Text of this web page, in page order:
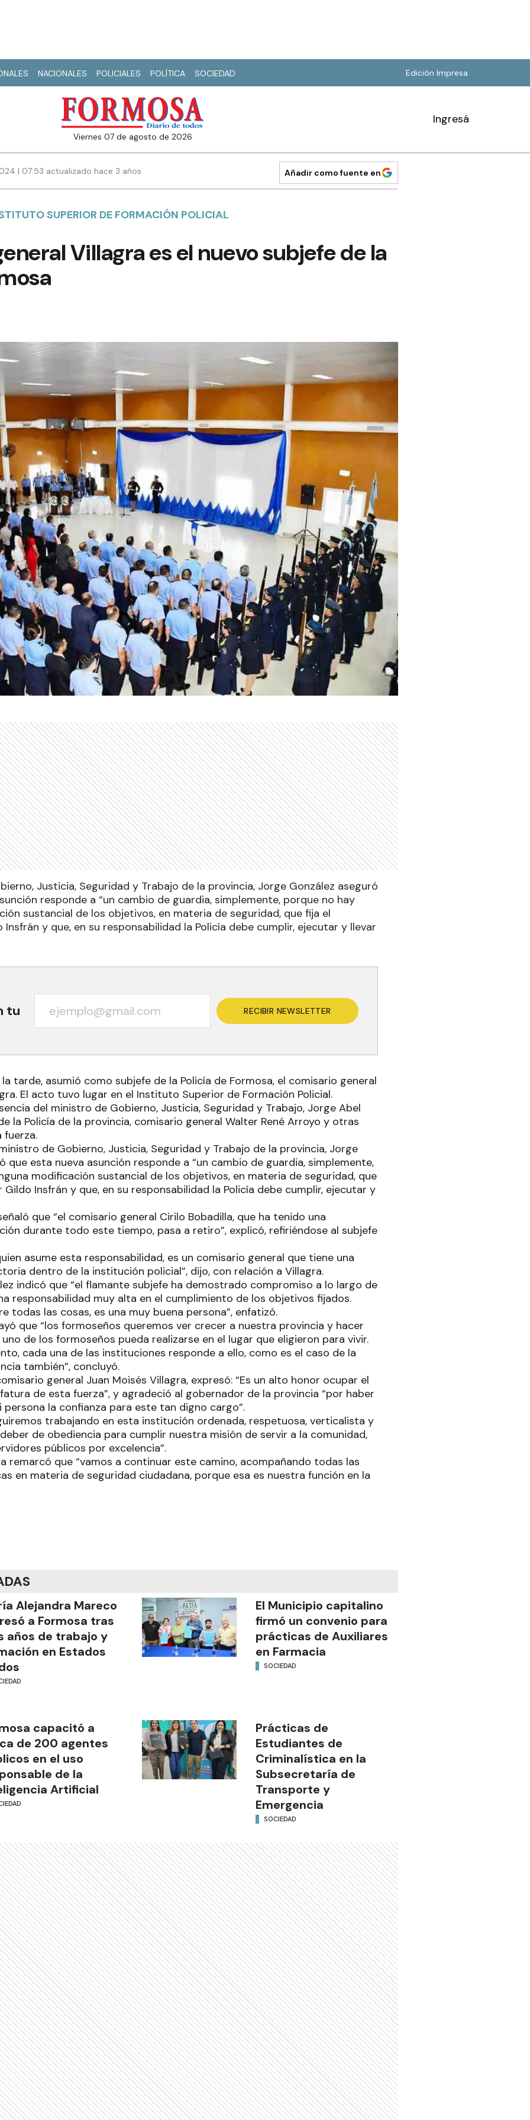
NACIONALES POLICIALES POLÍTICA SOCIEDAD Edición Impresa
viernes 07 de agosto de 2026
Ingresá
| 07:53 actualizado hace 3 años Añadir como fuente en
SUPERIOR DE FORMACIÓN POLICIAL
Villagra es el nuevo subjefe de la
Justicia, Seguridad y Trabajo de la provincia, Jorge González aseguró
responde a “un cambio de guardia, simplemente, porque no hay
sustancial de los objetivos, en materia de seguridad, que fija el
y que, en su responsabilidad la Policía debe cumplir, ejecutar y llevar
tu RECIBIR NEWSLETTER
tarde, asumió como subjefe de la Policía de Formosa, el comisario general
El acto tuvo lugar en el Instituto Superior de Formación Policial.
del ministro de Gobierno, Justicia, Seguridad y Trabajo, Jorge Abel
la Policía de la provincia, comisario general Walter René Arroyo y otras
fuerza.
de Gobierno, Justicia, Seguridad y Trabajo de la provincia, Jorge
que esta nueva asunción responde a “un cambio de guardia, simplemente,
modificación sustancial de los objetivos, en materia de seguridad, que
Insfrán y que, en su responsabilidad la Policía debe cumplir, ejecutar y
que “el comisario general Cirilo Bobadilla, que ha tenido una
durante todo este tiempo, pasa a retiro”, explicó, refiriéndose al subjefe
asume esta responsabilidad, es un comisario general que tiene una
dentro de la institución policial”, dijo, con relación a Villagra.
indicó que “el flamante subjefe ha demostrado compromiso a lo largo de
responsabilidad muy alta en el cumplimiento de los objetivos fijados.
todas las cosas, es una muy buena persona”, enfatizó.
que “los formoseños queremos ver crecer a nuestra provincia y hacer
de los formoseños pueda realizarse en el lugar que eligieron para vivir.
cada una de las instituciones responde a ello, como es el caso de la
también”, concluyó.
general Juan Moisés Villagra, expresó: “Es un alto honor ocupar el
de esta fuerza”, y agradeció al gobernador de la provincia “por haber
la confianza para este tan digno cargo”.
trabajando en esta institución ordenada, respetuosa, verticalista y
de obediencia para cumplir nuestra misión de servir a la comunidad,
públicos por excelencia”.
remarcó que “vamos a continuar este camino, acompañando todas las
en materia de seguridad ciudadana, porque esa es nuestra función en la
Alejandra Mareco
a Formosa tras
años de trabajo y
en Estados
El Municipio capitalino
firmó un convenio para
prácticas de Auxiliares
en Farmacia
SOCIEDAD
capacitó a
de 200 agentes
en el uso
de la
Artificial
Prácticas de
Estudiantes de
Criminalística en la
Subsecretaría de
Transporte y
Emergencia
SOCIEDAD